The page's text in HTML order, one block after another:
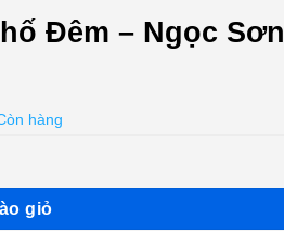
Đêm – Ngọc Sơn
hàng
giỏ